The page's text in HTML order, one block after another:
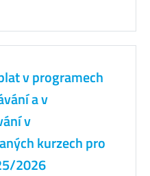
v programech
a v
v
kurzech pro
2026